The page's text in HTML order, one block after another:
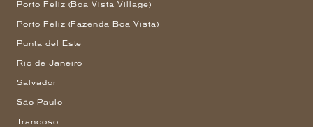
Porto Feliz (Boa Vista Village)
Porto Feliz (Fazenda Boa Vista)
Punta del Este
Rio de Janeiro
Salvador
São Paulo
Trancoso